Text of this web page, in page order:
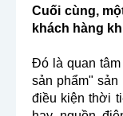
Cuối cùng,
khách hàng
Đó là quan
sản phẩm" sản
điều kiện thời